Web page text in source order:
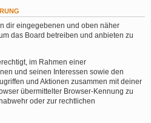
dir eingegebenen und oben näher
das Board betreiben und anbieten zu
im Rahmen einer
und seinen Interessen sowie den
und Aktionen zusammen mit deiner
übermittelter Browser-Kennung zu
oder zur rechtlichen